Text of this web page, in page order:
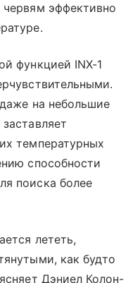
эффективно
функцией INX-1
на небольшие
температурных
способности
поиска более
лететь,
как будто
Дэниел Колон-